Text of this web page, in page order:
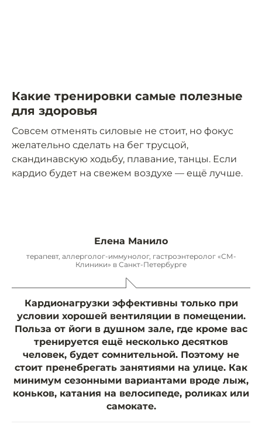
Какие тренировки самые полезные
для здоровья
Совсем отменять силовые не стоит, но фокус
желательно сделать на бег трусцой,
скандинавскую ходьбу, плавание, танцы. Если
кардио будет на свежем воздухе — ещё лучше.
Елена Манило
терапевт, аллерголог-иммунолог, гастроэнтеролог «СМ-
Клиники» в Санкт-Петербурге
Кардионагрузки эффективны только при
условии хорошей вентиляции в помещении.
Польза от йоги в душном зале, где кроме вас
тренируется ещё несколько десятков
человек, будет сомнительной. Поэтому не
стоит пренебрегать занятиями на улице. Как
минимум сезонными вариантами вроде лыж,
коньков, катания на велосипеде, роликах или
самокате.